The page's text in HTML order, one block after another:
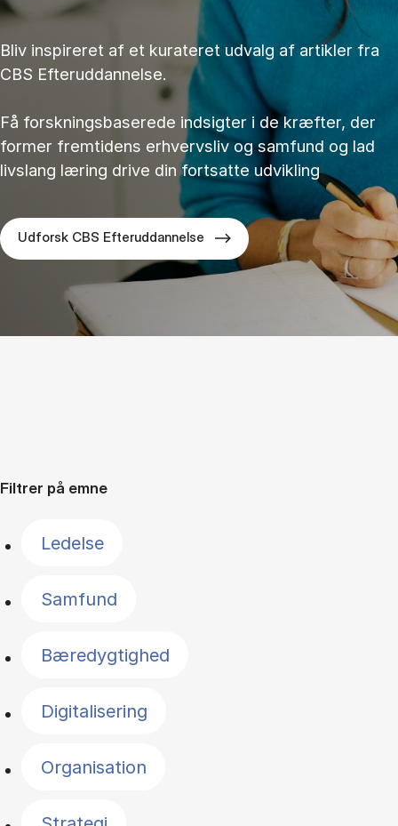
Bliv inspireret af et kurateret udvalg af artikler fra
CBS Efteruddannelse.
Få forskningsbaserede indsigter i de kræfter, der
former fremtidens erhvervsliv og samfund og lad
livslang læring drive din fortsatte udvikling
Udforsk CBS Efteruddannelse
Filtrer på emne
Ledelse
Samfund
Bæredygtighed
Digitalisering
Organisation